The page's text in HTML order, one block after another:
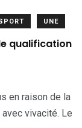
UNE
qualification
en raison de la
vivacité. Le